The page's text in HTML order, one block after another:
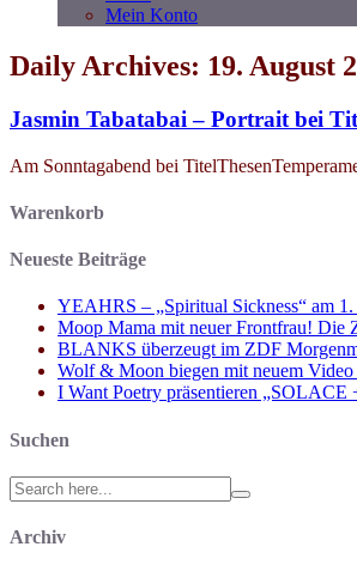
Mein Konto
Daily Archives: 19. August
Jasmin Tabatabai – Portrait bei
Am Sonntagabend bei
Warenkorb
Neueste Beiträge
YEAHRS – „Spiritual Sickness“ am
Moop Mama mit neuer Frontfrau! Die
BLANKS überzeugt im ZDF
Wolf & Moon biegen mit neuem
I Want Poetry präsentieren
Suchen
Search
for:
Archiv